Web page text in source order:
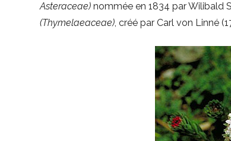
Asteraceae) nommée en 1834 par Wilibald
(Thymelaeaceae), créé par Carl von Linné